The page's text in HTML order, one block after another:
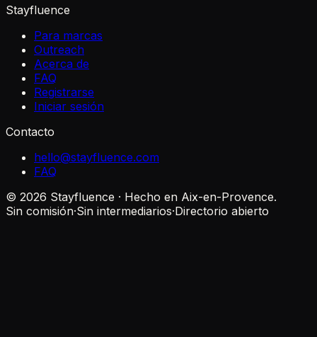
Stayfluence
Para marcas
Outreach
Acerca de
FAQ
Registrarse
Iniciar sesión
Contacto
hello@stayfluence.com
FAQ
© 2026 Stayfluence · Hecho en Aix-en-Provence.
Sin comisión·Sin intermediarios·Directorio abierto